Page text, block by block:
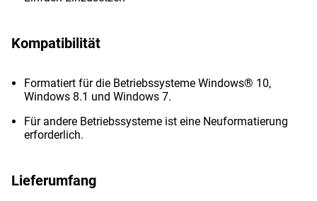
Kompatibilität
Formatiert für die Betriebssysteme Windows® 10,
Windows 8.1 und Windows 7.
Für andere Betriebssysteme ist eine Neuformatierung
erforderlich.
Lieferumfang